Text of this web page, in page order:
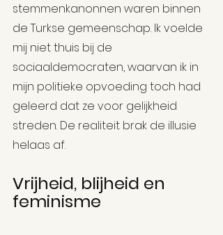
stemmenkanonnen waren binnen
de Turkse gemeenschap. Ik voelde
mij niet thuis bij de
sociaaldemocraten, waarvan ik in
mijn politieke opvoeding toch had
geleerd dat ze voor gelijkheid
streden. De realiteit brak de illusie
helaas af.
Vrijheid, blijheid en
feminisme